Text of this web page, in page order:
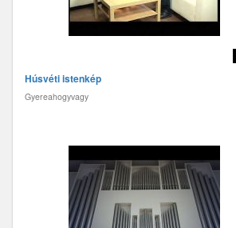
Húsvéti istenkép
Gyereahogyvagy